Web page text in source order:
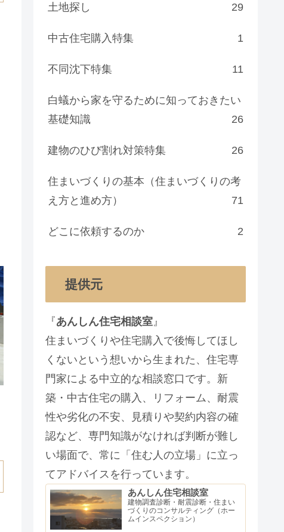
土地探し 29
中古住宅購入特集 1
不同沈下特集 11
白蟻から家を守るために知っておきたい
基礎知識
26
建物のひび割れ対策特集 26
住まいづくりの基本（住まいづくりの考
え方と進め方）
71
どこに依頼するのか 2
提供元
『あんしん住宅相談室』
住まいづくりや住宅購入で後悔してほし
くないという想いから生まれた、住宅専
門家による中立的な相談窓口です。新
築・中古住宅の購入、リフォーム、耐震
性や劣化の不安、見積りや契約内容の確
認など、専門知識がなければ判断が難し
い場面で、常に「住む人の立場」に立っ
てアドバイスを行っています。
あんしん住宅相談室
建物調査診断・耐震診断・住まい
づくりのコンサルティング（ホー
ムインスペクション）